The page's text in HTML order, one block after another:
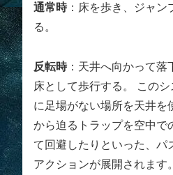
通常時：床を歩き、ジャン
る。
反転時：天井へ向かって落
床として歩行する。 この
に足場がない場所を天井を
から迫るトラップを空中で
て回避したりといった、パ
アクションが展開されます。